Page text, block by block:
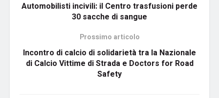
Automobilisti incivili: il Centro trasfusioni perde
30 sacche di sangue
Prossimo articolo
Incontro di calcio di solidarietà tra la Nazionale
di Calcio Vittime di Strada e Doctors for Road
Safety